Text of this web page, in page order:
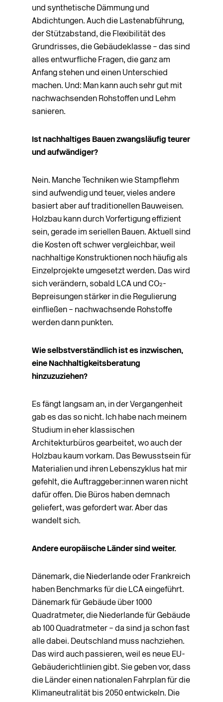
und synthetische Dämmung und
Abdichtungen. Auch die Lastenabführung,
der Stützabstand, die Flexibilität des
Grundrisses, die Gebäudeklasse – das sind
alles entwurfliche Fragen, die ganz am
Anfang stehen und einen Unterschied
machen. Und: Man kann auch sehr gut mit
nachwachsenden Rohstoffen und Lehm
sanieren.
Ist nachhaltiges Bauen zwangsläufig teurer
und aufwändiger?
Nein. Manche Techniken wie Stampflehm
sind aufwendig und teuer, vieles andere
basiert aber auf traditionellen Bauweisen.
Holzbau kann durch Vorfertigung effizient
sein, gerade im seriellen Bauen. Aktuell sind
die Kosten oft schwer vergleichbar, weil
nachhaltige Konstruktionen noch häufig als
Einzelprojekte umgesetzt werden. Das wird
sich verändern, sobald LCA und CO₂-
Bepreisungen stärker in die Regulierung
einfließen – nachwachsende Rohstoffe
werden dann punkten.
Wie selbstverständlich ist es inzwischen,
eine Nachhaltigkeitsberatung
hinzuzuziehen?
Es fängt langsam an, in der Vergangenheit
gab es das so nicht. Ich habe nach meinem
Studium in eher klassischen
Architekturbüros gearbeitet, wo auch der
Holzbau kaum vorkam. Das Bewusstsein für
Materialien und ihren Lebenszyklus hat mir
gefehlt, die Auftraggeber:innen waren nicht
dafür offen. Die Büros haben demnach
geliefert, was gefordert war. Aber das
wandelt sich.
Andere europäische Länder sind weiter.
Dänemark, die Niederlande oder Frankreich
haben Benchmarks für die LCA eingeführt.
Dänemark für Gebäude über 1000
Quadratmeter, die Niederlande für Gebäude
ab 100 Quadratmeter – da sind ja schon fast
alle dabei. Deutschland muss nachziehen.
Das wird auch passieren, weil es neue EU-
Gebäuderichtlinien gibt. Sie geben vor, dass
die Länder einen nationalen Fahrplan für die
Klimaneutralität bis 2050 entwickeln. Die